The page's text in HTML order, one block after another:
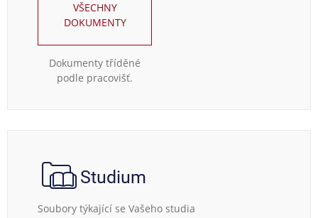
VŠECHNY
DOKUMENTY
Dokumenty tříděné
podle pracovišť.
Studium
Soubory týkající se Vašeho studia